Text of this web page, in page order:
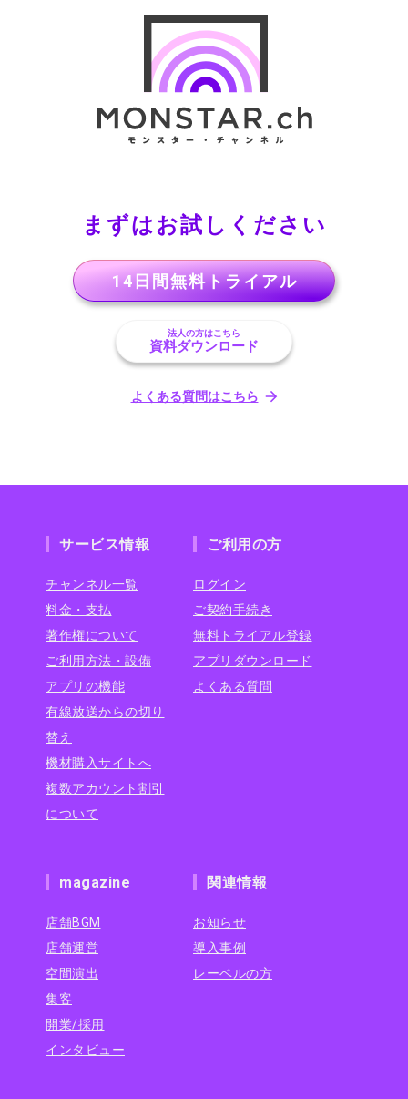
まずはお試しください
14日間無料トライアル
法人の方はこちら
資料ダウンロード
よくある質問はこちら
サービス情報
チャンネル一覧
料金・支払
著作権について
ご利用方法・設備
アプリの機能
有線放送からの切り
替え
機材購入サイトへ
複数アカウント割引
について
ご利用の方
ログイン
ご契約手続き
無料トライアル登録
アプリダウンロード
よくある質問
magazine
店舗BGM
店舗運営
空間演出
集客
開業/採用
インタビュー
関連情報
お知らせ
導入事例
レーベルの方